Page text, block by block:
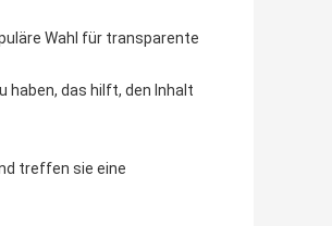
Wahl für transparente
haben, das hilft, den Inhalt
treffen sie eine